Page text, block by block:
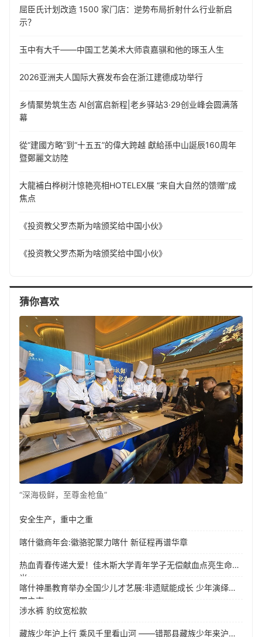
屈臣氏计划改造 1500 家门店：逆势布局折射什么行业新启
示？
玉中有大千——中国工艺美术大师袁嘉骐和他的琢玉人生
​2026亚洲夫人国际大赛发布会在浙江建德成功举行
乡情聚势筑生态 AI创富启新程|老乡驿站3·29创业峰会圆满落
幕
從“建國方略”到“十五五”的偉大跨越 獻給孫中山誕辰160周年
暨鄭麗文訪陸
大龍補白桦树汁惊艳亮相HOTELEX展 “来自大自然的馈赠”成
焦点
《投资教父罗杰斯为啥颁奖给中国小伙》
《投资教父罗杰斯为啥颁奖给中国小伙》
猜你喜欢
“深海极鲜，至尊金枪鱼”
安全生产，重中之重
喀什徽商年会:徽骆驼聚力喀什 新征程再谱华章
热血青春传递大爱！佳木斯大学青年学子无偿献血点亮生命之
光
喀什神墨教育举办全国少儿才艺展:非遗赋能成长 少年演绎强
国之志
涉水裤 豹纹宽松款
藏族少年沪上行 乘风千里看山河 ——错那县藏族少年来沪游